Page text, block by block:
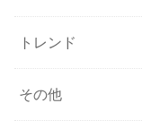
トレンド
その他